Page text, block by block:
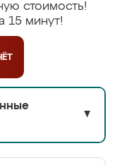
стоимость!
15 минут!
▼